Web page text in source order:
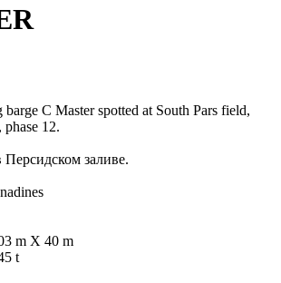
C Master spotted at South Pars field,
12.
заливе.
m X 40 m
t